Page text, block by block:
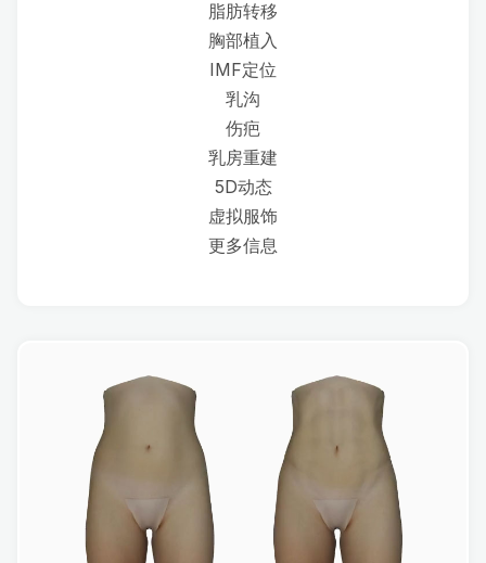
脂肪转移
胸部植入
IMF定位
乳沟
伤疤
乳房重建
5D动态
虚拟服饰
更多信息